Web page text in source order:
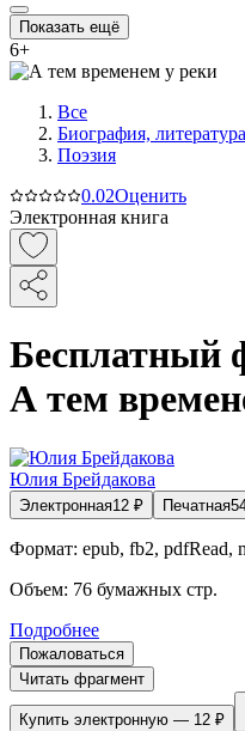
Показать ещё
6+
Все
Биография,
Поэзия
0.02Оценить
Электронная книга
Бесплатный
А тем
Юлия Брейдакова
Электронная12 ₽ Печатная
Формат: epub, fb2, pdfRead,
Объем: 76 бумажных стр.
Подробнее
Пожаловаться
Читать фрагмент
Купить электронную — 12 ₽